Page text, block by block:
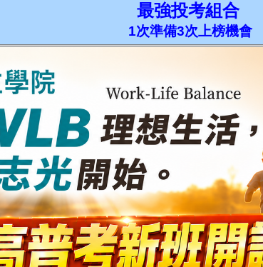
最強投考組合
1次準備3次上榜機會